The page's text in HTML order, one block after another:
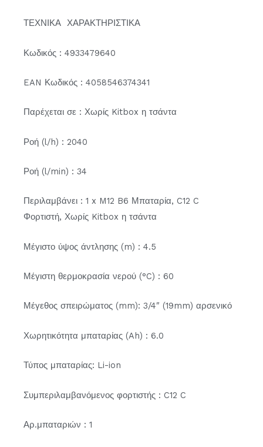
ΤΕΧΝΙΚΑ ΧΑΡΑΚΤΗΡΙΣΤΙΚΑ
Κωδικός : 4933479640
EAN Κωδικός : 4058546374341
Παρέχεται σε : Χωρίς Kitbox η τσάντα
Ροή (l/h) : 2040
Ροή (l/min) : 34
Περιλαμβάνει : 1 x M12 B6 Μπαταρία, C12 C
Φορτιστή, Χωρίς Kitbox η τσάντα
Μέγιστο ύψος άντλησης (m) : 4.5
Μέγιστη θερμοκρασία νερού (°C) : 60
Μέγεθος σπειρώματος (mm): 3/4″ (19mm) αρσενικό
Χωρητικότητα μπαταρίας (Ah) : 6.0
Τύπος μπαταρίας: Li-ion
Συμπεριλαμβανόμενος φορτιστής : C12 C
Αρ.μπαταριών : 1